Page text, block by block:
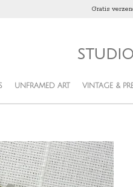
Gratis
UNFRAMED ART VINTAGE &